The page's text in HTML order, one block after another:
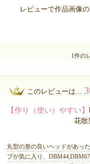
レビューで作品画像
1件の
このレビューは...
【作り（使い）やすい】
花散
丸型の形の良いヘッドがあっ
プが気に入り、